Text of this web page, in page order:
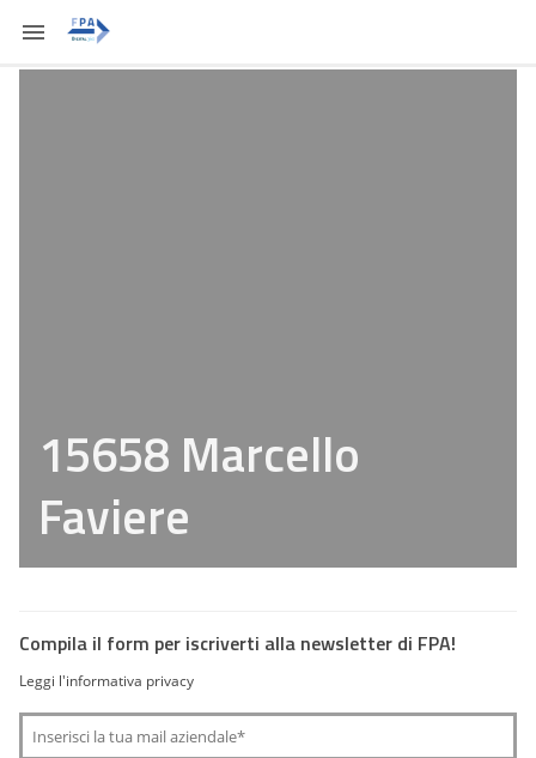
15658 Marcello
Faviere
Compila il form per iscriverti alla newsletter di FPA!
Leggi l'informativa privacy